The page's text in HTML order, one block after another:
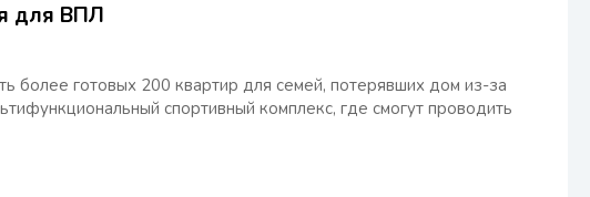
для ВПЛ
более готовых 200 квартир для семей, потерявших дом из-за
спортивный комплекс, где смогут проводить